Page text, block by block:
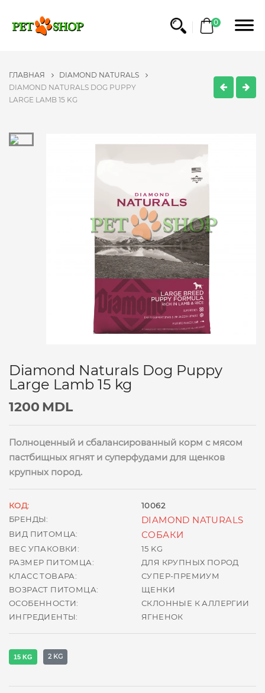
0
ГЛАВНАЯ
DIAMOND NATURALS
DIAMOND NATURALS DOG PUPPY
LARGE LAMB 15 KG
Diamond Naturals Dog Puppy
Large Lamb 15 kg
1200 MDL
Полноценный и сбалансированный корм с мясом
пастбищных ягнят и суперфудами для щенков
крупных пород.
КОД:
10062
БРЕНДЫ:
DIAMOND NATURALS
ВИД ПИТОМЦА: СОБАКИ
ВЕС УПАКОВКИ:
15 KG
РАЗМЕР ПИТОМЦА:
ДЛЯ КРУПНЫХ ПОРОД
КЛАСС ТОВАРА:
СУПЕР-ПРЕМИУМ
ВОЗРАСТ ПИТОМЦА:
ЩЕНКИ
ОСОБЕННОСТИ:
СКЛОННЫЕ К АЛЛЕРГИИ
ИНГРЕДИЕНТЫ:
ЯГНЕНОК
15 KG 2 KG